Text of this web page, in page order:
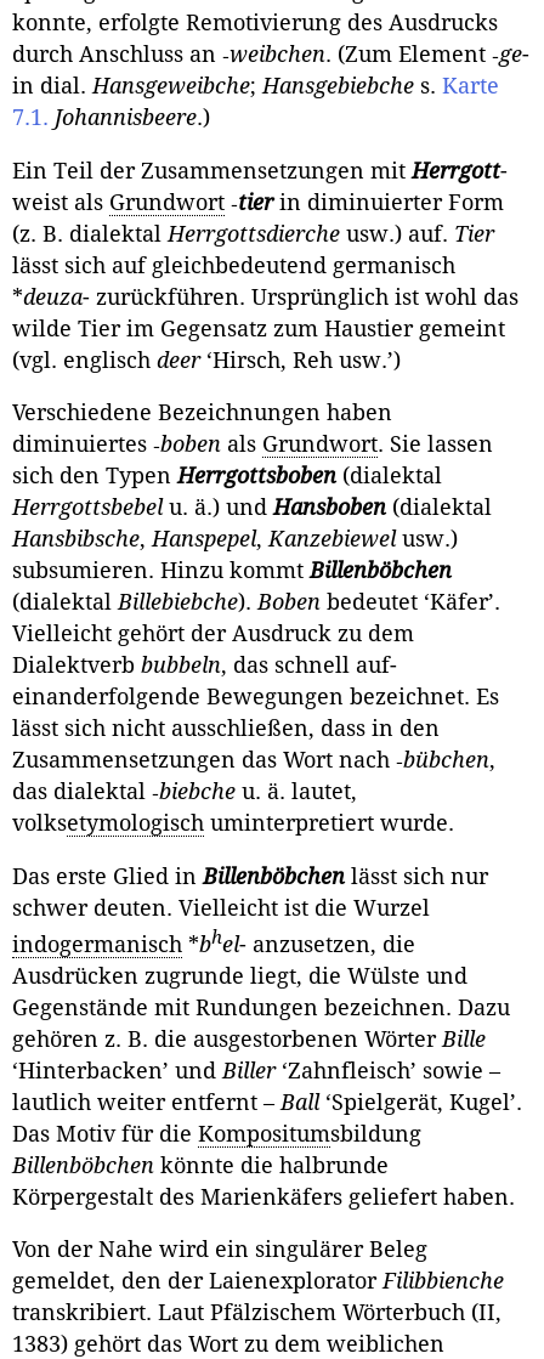
konnte, erfolgte Remotivierung des Ausdrucks
durch Anschluss an ‑weibchen. (Zum Element ‑ge-
in dial. Hansgeweibche; Hansgebiebche s. Karte
7.1. Johannisbeere.)
Ein Teil der Zusammensetzungen mitHerrgott-
weist als Grundwort ‑tierin diminuierter Form
(z. B. dialektal Herrgottsdierche usw.) auf. Tier
lässt sich auf gleichbedeutend germanisch
*deuza- zurückführen. Ursprünglich ist wohl das
wilde Tier im Gegensatz zum Haustier gemeint
(vgl. englisch deer‘Hirsch, Reh usw.’)
Verschiedene Bezeichnungen haben
diminuiertes ‑boben als Grundwort. Sie lassen
sich den TypenHerrgottsboben(dialektal
Herrgottsbebel u. ä.) undHansboben(dialektal
Hansbibsche,Hanspepel,Kanzebiewel usw.)
subsumieren. Hinzu kommtBillenböbchen
(dialektalBillebiebche).Boben bedeutet ‘Käfer’.
Vielleicht gehört der Ausdruck zu dem
Dialektverb bubbeln, das schnell auf­
einanderfolgende Bewegungen bezeichnet. Es
lässt sich nicht ausschließen, dass in den
Zusammensetzungen das Wort nach ‑bübchen,
das dialektal ‑biebche u. ä. lautet,
volksetymologisch uminterpretiert wurde.
Das erste Glied inBillenböbchenlässt sich nur
schwer deuten. Viel­leicht ist die Wurzel
indogermanisch *bhel- anzusetzen, die
Ausdrücken zugrunde liegt, die Wülste und
Gegenstände mit Rundungen bezeichnen. Dazu
gehören z. B. die ausgestorbenen Wörter Bille
‘Hinterbacken’ und Biller‘Zahnfleisch’ sowie –
lautlich weiter entfernt – Ball‘Spielgerät, Kugel’.
Das Motiv für die Kompositumsbildung
Billenböbchen könnte die halbrunde
Körpergestalt des Marienkäfers geliefert haben.
Von der Nahe wird ein singulärer Beleg
gemeldet, den der Laienexplo­ratorFilibbienche
transkribiert. Laut Pfälzischem Wörterbuch (II,
1383) gehört das Wort zu dem weiblichen